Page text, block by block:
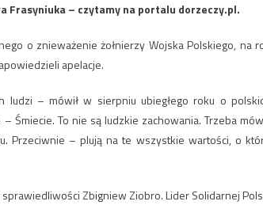
Frasyniuka – czytamy na portalu dorzeczy.pl.
o znieważenie żołnierzy Wojska Polskiego, na
apelacje.
ludzi – mówił w sierpniu ubiegłego roku o
Śmiecie. To nie są ludzkie zachowania. Trzeba
Przeciwnie – plują na te wszystkie wartości, o
Zbigniew Ziobro. Lider Solidarnej